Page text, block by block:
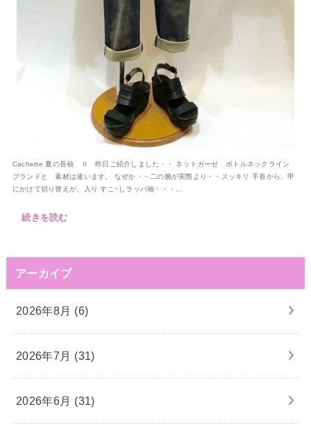
Cachette 夏の長袖 Ⅱ 昨日ご紹介しました・・ ネットガーゼ ボトルネックライン
ブランドと 素材は違います。 なぜか・・二の腕が実際より・・スッキリ 手首から、甲
にかけて切り替えが、入り すこ~しラッパ袖・・・...
続きを読む
アーカイブ
2026年8月 (6)
2026年7月 (31)
2026年6月 (31)